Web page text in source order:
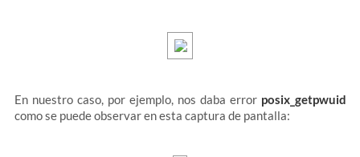
En nuestro caso, por ejemplo, nos daba error posix_getpwuid
como se puede observar en esta captura de pantalla: